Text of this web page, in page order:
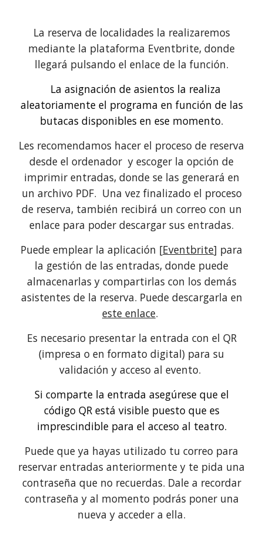
La reserva de localidades la realizaremos
mediante la plataforma Eventbrite, donde
llegará pulsando el enlace de la función.
La asignación de asientos la realiza
aleatoriamente el programa en función de las
butacas disponibles en ese momento.
Les recomendamos hacer el proceso de reserva
desde el ordenador y escoger la opción de
imprimir entradas, donde se las generará en
un archivo PDF. Una vez finalizado el proceso
de reserva, también recibirá un correo con un
enlace para poder descargar sus entradas.
Puede emplear la aplicación [Eventbrite] para
la gestión de las entradas, donde puede
almacenarlas y compartirlas con los demás
asistentes de la reserva. Puede descargarla en
este enlace.
Es necesario presentar la entrada con el QR
(impresa o en formato digital) para su
validación y acceso al evento.
Si comparte la entrada asegúrese que el
código QR está visible puesto que es
imprescindible para el acceso al teatro.
Puede que ya hayas utilizado tu correo para
reservar entradas anteriormente y te pida una
contraseña que no recuerdas. Dale a recordar
contraseña y al momento podrás poner una
nueva y acceder a ella.